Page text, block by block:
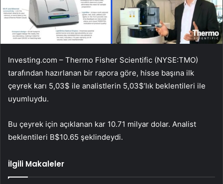
Investing.com – Thermo Fisher Scientific (NYSE:TMO)
tarafından hazırlanan bir rapora göre, hisse başına ilk
çeyrek karı 5,03$ ile analistlerin 5,03$’lık beklentileri ile
uyumluydu.
Bu çeyrek için açıklanan kar 10.71 milyar dolar. Analist
beklentileri B$10.65 şeklindeydi.
İlgili Makaleler